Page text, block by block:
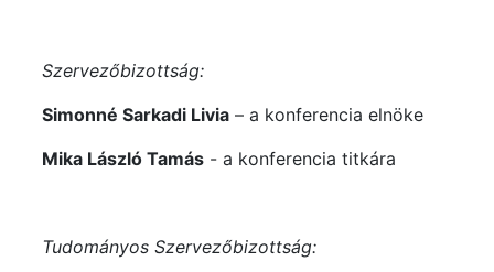
Szervezőbizottság:
Simonné Sarkadi Livia – a konferencia elnöke
Mika László Tamás - a konferencia titkára
Tudományos Szervezőbizottság: